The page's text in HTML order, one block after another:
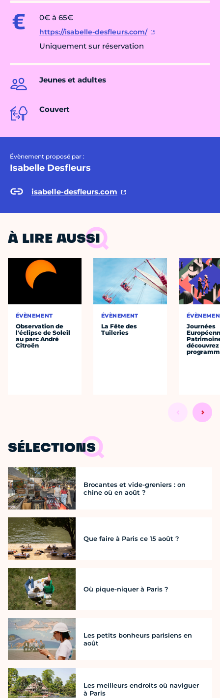
0€ à 65€
https://isabelle-desfleurs.com/
Uniquement sur réservation
Jeunes et adultes
Couvert
Évènement proposé par :
Isabelle Desfleurs
isabelle-desfleurs.com
À LIRE AUSSI
ÉVÈNEMENT
Observation de
l'éclipse de Soleil
au parc André
Citroën
ÉVÈNEMENT
La Fête des
Tuileries
Journées
SÉLECTIONS
Brocantes et vide-greniers : on
chine où en août ?
Que faire à Paris ce 15 août ?
Où pique-niquer à Paris ?
Les petits bonheurs parisiens en
août
Les meilleurs endroits où naviguer
à Paris